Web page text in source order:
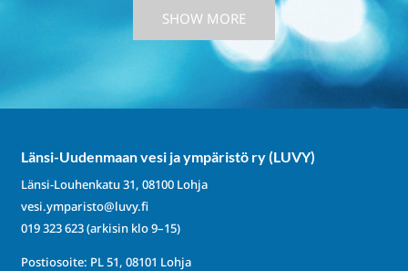
SHOW MORE
Länsi-Uudenmaan vesi ja ympäristö ry (LUVY)
Länsi-Louhenkatu 31, 08100 Lohja
vesi.ymparisto@luvy.fi
019 323 623(arkisin klo 9–15)
Postiosoite: PL 51, 08101 Lohja